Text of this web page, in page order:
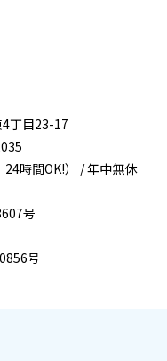
丁目23-17
時間OK!） / 年中無休
号
号